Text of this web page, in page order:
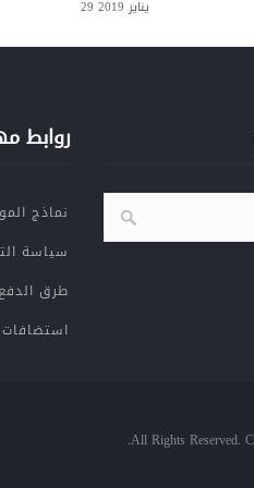
29 يناير 2019
روابط
نماذج
سياسة
طرق الدفع
استضافات